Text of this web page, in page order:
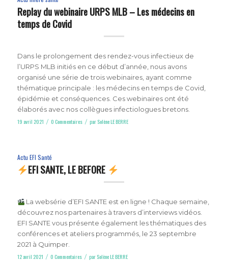
Replay du webinaire URPS MLB – Les médecins en
temps de Covid
Dans le prolongement des rendez-vous infectieux de
l’URPS MLB initiés en ce début d’année, nous avons
organisé une série de trois webinaires, ayant comme
thématique principale : les médecins en temps de Covid,
épidémie et conséquences. Ces webinaires ont été
élaborés avec nos collègues infectiologues bretons.
19 avril 2021 / 0 Commentaires / parSolène LE BERRE
Actu EFI Santé
EFI SANTE, LE BEFORE
La websérie d’EFI SANTE est en ligne ! Chaque semaine,
découvrez nos partenaires à travers d’interviews vidéos.
EFI SANTE vous présente également les thématiques des
conférences et ateliers programmés, le 23 septembre
2021 à Quimper.
12 avril 2021 / 0 Commentaires / parSolène LE BERRE